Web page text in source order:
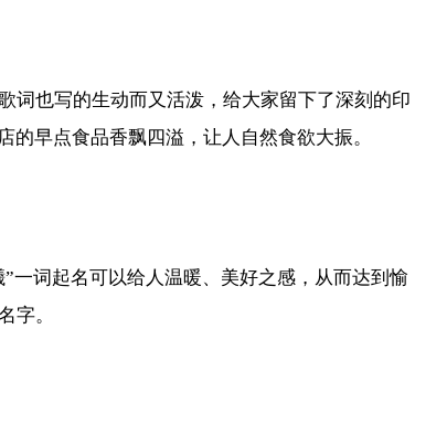
词也写的生动而又活泼，给大家留下了深刻的印
早点食品香飘四溢，让人自然食欲大振。
一词起名可以给人温暖、美好之感，从而达到愉
字。